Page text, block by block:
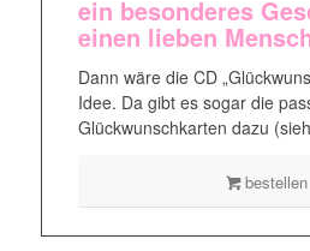
ein besonderes
einen lieben
Dann wäre die CD
Idee. Da gibt es sogar die
Glückwunschkarten dazu
bestellen